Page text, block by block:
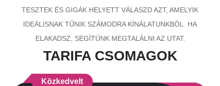
TESZTEK ÉS GIGÁK HELYETT VÁLASZD AZT, AMELYIK
IDEÁLISNAK TŰNIK SZÁMODRA KÍNÁLATUNKBÓL. HA
ELAKADSZ, SEGÍTÜNK MEGTALÁLNI AZ UTAT.
TARIFA CSOMAGOK
Közkedvelt